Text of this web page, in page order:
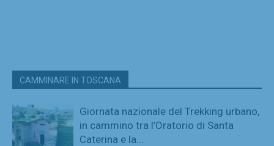
CAMMINARE IN TOSCANA
Giornata nazionale del Trekking urbano,
in cammino tra l’Oratorio di Santa
Caterina e la...